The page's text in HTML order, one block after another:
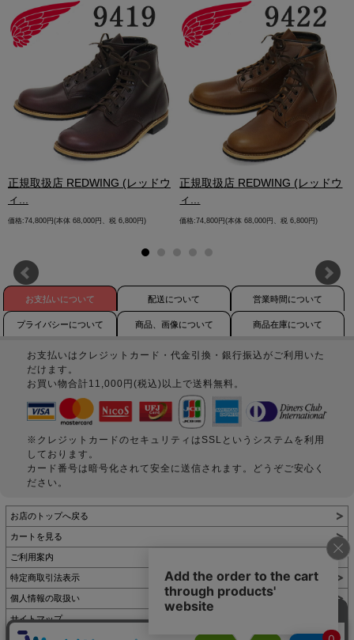
正規取扱店 REDWING (レッドウ
ィ...
価格:74,800円(本体 68,000円、税 6,800円)
正規取扱店 REDWING (レッドウ
ィ...
価格:74,800円(本体 68,000円、税 6,800円)
お支払いについて 配送について 営業時間について
プライバシーについて 商品、画像について 商品在庫について
お支払いはクレジットカード・代金引換・銀行振込がご利用いた
だけます。
お買い物合計11,000円(税込)以上で送料無料。
※クレジットカードのセキュリティはSSLというシステムを利用
しております。
カード番号は暗号化されて安全に送信されます。どうぞご安心く
ださい。
お店のトップへ戻る
カートを見る
ご利用案内
特定商取引法表示
個人情報の取扱い
サイトマップ